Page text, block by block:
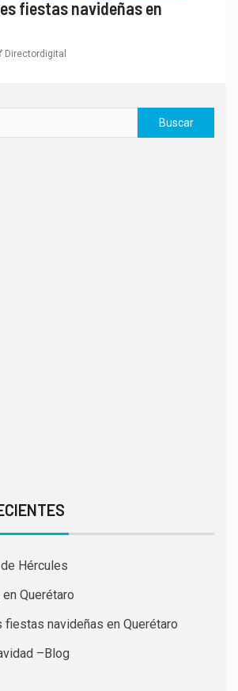
fiestas navideñas en
Directordigital
Hércules
Querétaro
fiestas navideñas en Querétaro
–Blog